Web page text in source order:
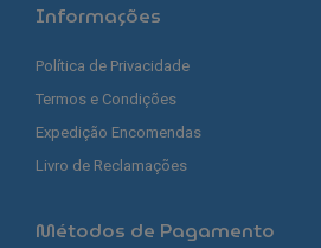
Informações
Política de Privacidade
Termos e Condições
Expedição Encomendas
Livro de Reclamações
Métodos de Pagamento